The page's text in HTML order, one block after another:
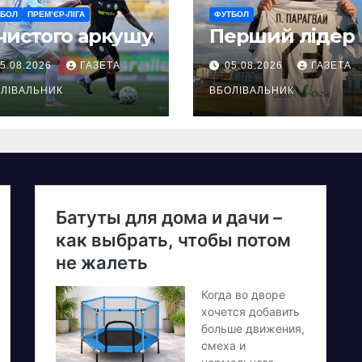
ПРЕМ’ЄР-ЛІГА
аркушу
ГАЗЕТА
ФУТБОЛ
Перший лідер
05.08.2026 ГАЗЕТА
ВБОЛІВАЛЬНИК